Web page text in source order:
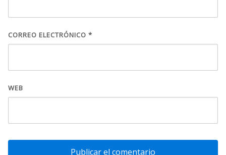
CORREO ELECTRÓNICO *
WEB